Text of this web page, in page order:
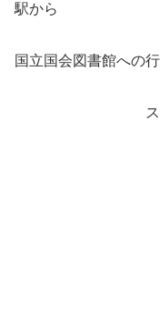
駅から
国立国会図書館への